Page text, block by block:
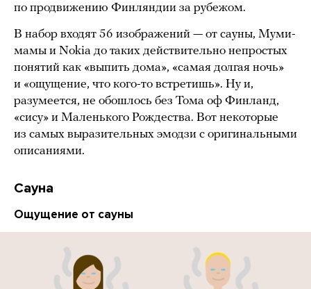
по продвижению Финляндии за рубежом.
В набор входят 56 изображений — от сауны, Муми-
мамы и Nokia до таких действительно непростых
понятий как «выпить дома», «самая долгая ночь»
и «ощущение, что кого-то встретишь». Ну и,
разумеется, не обошлось без Тома оф Финланд,
«сису» и Маленького Рождества. Вот некоторые
из самых выразительных эмодзи с оригинальными
описаниями.
Сауна
Ощущение от сауны